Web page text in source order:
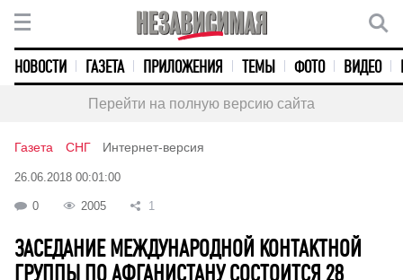
НОВОСТИ ГАЗЕТА ПРИЛОЖЕНИЯ ТЕМЫ ФОТО ВИДЕО
Перейти на полную версию сайта
Газета СНГ Интернет-версия
26.06.2018 00:01:00
0 2005 1
ЗАСЕДАНИЕ МЕЖДУНАРОДНОЙ КОНТАКТНОЙ
ГРУППЫ ПО АФГАНИСТАНУ СОСТОИТСЯ 28